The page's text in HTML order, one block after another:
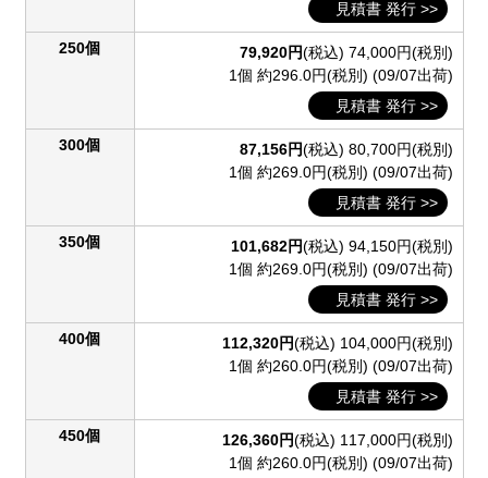
見積書 発行 >>
250個 79,920円(税込) 74,000円(税別)
1個 約296.0円(税別) (09/07出荷)
見積書 発行 >>
300個 87,156円(税込) 80,700円(税別)
1個 約269.0円(税別) (09/07出荷)
見積書 発行 >>
350個 101,682円(税込) 94,150円(税別)
1個 約269.0円(税別) (09/07出荷)
見積書 発行 >>
400個 112,320円(税込) 104,000円(税別)
1個 約260.0円(税別) (09/07出荷)
見積書 発行 >>
450個 126,360円(税込) 117,000円(税別)
1個 約260.0円(税別) (09/07出荷)